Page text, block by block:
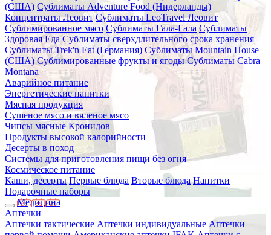
(США) Сублиматы Adventure Food (Нидерланды)
Концентраты Леовит Сублиматы LeoTravel Леовит
Сублимированное мясо Сублиматы Гала-Гала Сублиматы
Здоровая Еда Сублиматы сверхдлительного срока хранения
Сублиматы Trek'n Eat (Германия) Сублиматы Mountain House
(США) Сублимированные фрукты и ягоды Сублиматы Cabra
Montana
Аварийное питание
Энергетические напитки
Мясная продукция
Сушеное мясо и вяленое мясо
Чипсы мясные Кронидов
Продукты высокой калорийности
Десерты в поход
Системы для приготовления пищи без огня
Космическое питание
Каши, десерты Первые блюда Вторые блюда Напитки
Подарочные наборы
Медицина
Аптечки
Аптечки тактические Аптечки индивидуальные Аптечки